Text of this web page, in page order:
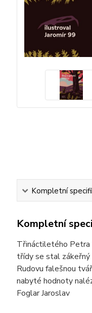
Kompletní
Kompletní
Třináctiletého Petra
třídy se stal zákeřný
Rudovu falešnou
nabyté hodnoty
Foglar Jaroslav